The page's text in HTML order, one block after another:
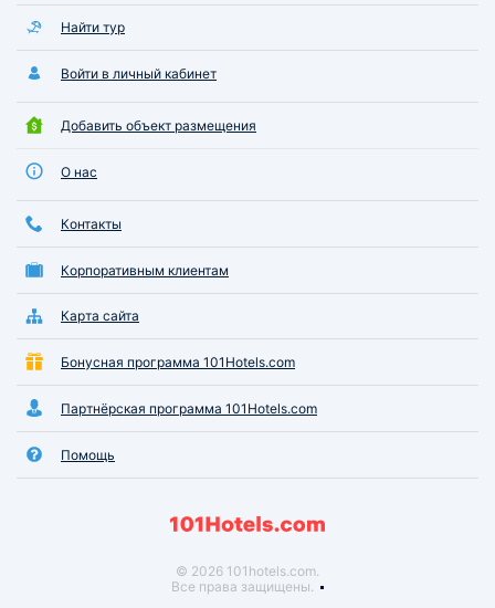
Найти тур
Войти в личный кабинет
Добавить объект размещения
О нас
Контакты
Корпоративным клиентам
Карта сайта
Бонусная программа 101Hotels.com
Партнёрская программа 101Hotels.com
Помощь
© 2026 101hotels.com.
Все права защищены.